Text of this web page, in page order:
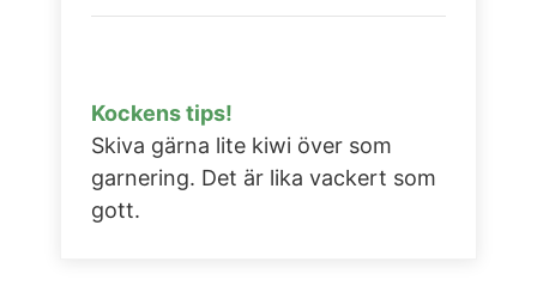
Kockens tips!
Skiva gärna lite kiwi över som
garnering. Det är lika vackert som
gott.